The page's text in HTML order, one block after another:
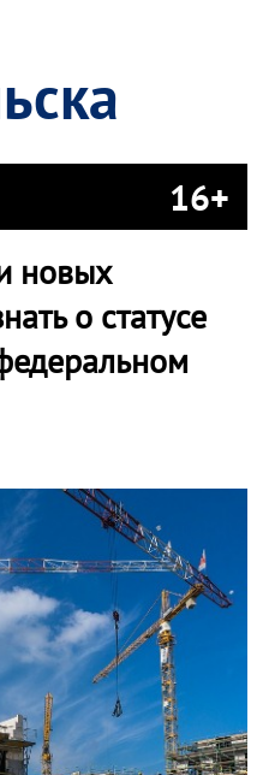
16+
новых
о статусе